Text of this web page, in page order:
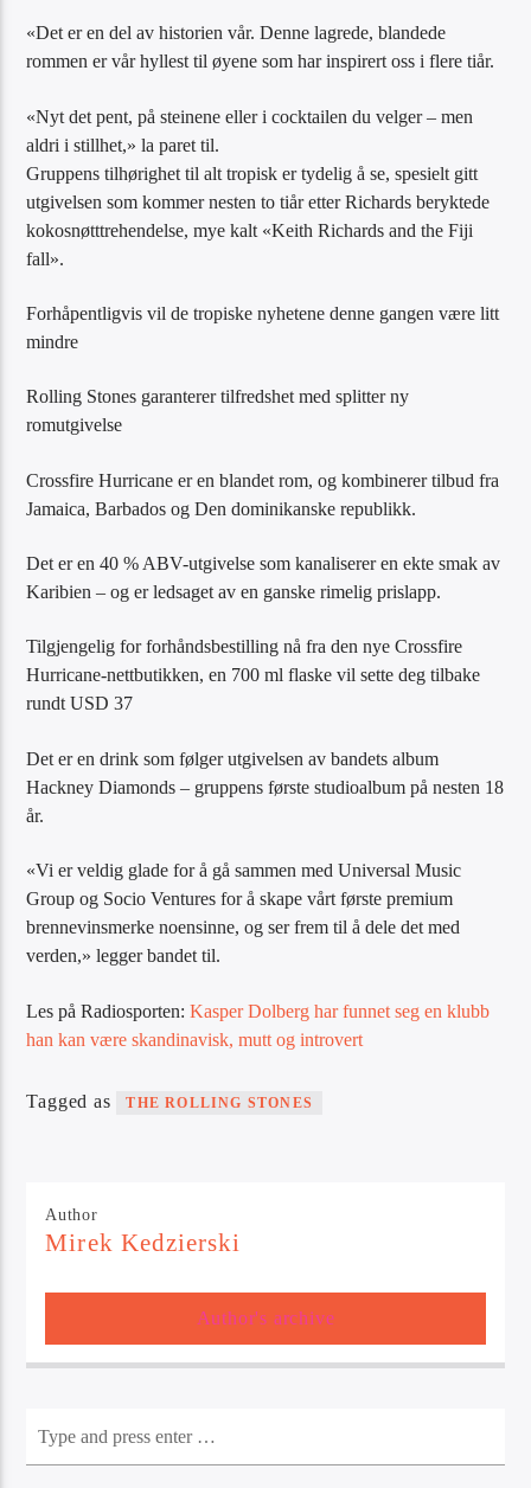
«Det er en del av historien vår. Denne lagrede, blandede
rommen er vår hyllest til øyene som har inspirert oss i flere tiår.
«Nyt det pent, på steinene eller i cocktailen du velger – men
aldri i stillhet,» la paret til.
Gruppens tilhørighet til alt tropisk er tydelig å se, spesielt gitt
utgivelsen som kommer nesten to tiår etter Richards beryktede
kokosnøtttrehendelse, mye kalt «Keith Richards and the Fiji
fall».
Forhåpentligvis vil de tropiske nyhetene denne gangen være litt
mindre
Rolling Stones garanterer tilfredshet med splitter ny
romutgivelse
Crossfire Hurricane er en blandet rom, og kombinerer tilbud fra
Jamaica, Barbados og Den dominikanske republikk.
Det er en 40 % ABV-utgivelse som kanaliserer en ekte smak av
Karibien – og er ledsaget av en ganske rimelig prislapp.
Tilgjengelig for forhåndsbestilling nå fra den nye Crossfire
Hurricane-nettbutikken, en 700 ml flaske vil sette deg tilbake
rundt USD 37
Det er en drink som følger utgivelsen av bandets album
Hackney Diamonds – gruppens første studioalbum på nesten 18
år.
«Vi er veldig glade for å gå sammen med Universal Music
Group og Socio Ventures for å skape vårt første premium
brennevinsmerke noensinne, og ser frem til å dele det med
verden,» legger bandet til.
Les på Radiosporten:Kasper Dolberg har funnet seg en klubb
han kan være skandinavisk, mutt og introvert
Tagged as THE ROLLING STONES
Author
Mirek Kedzierski
Author's archive